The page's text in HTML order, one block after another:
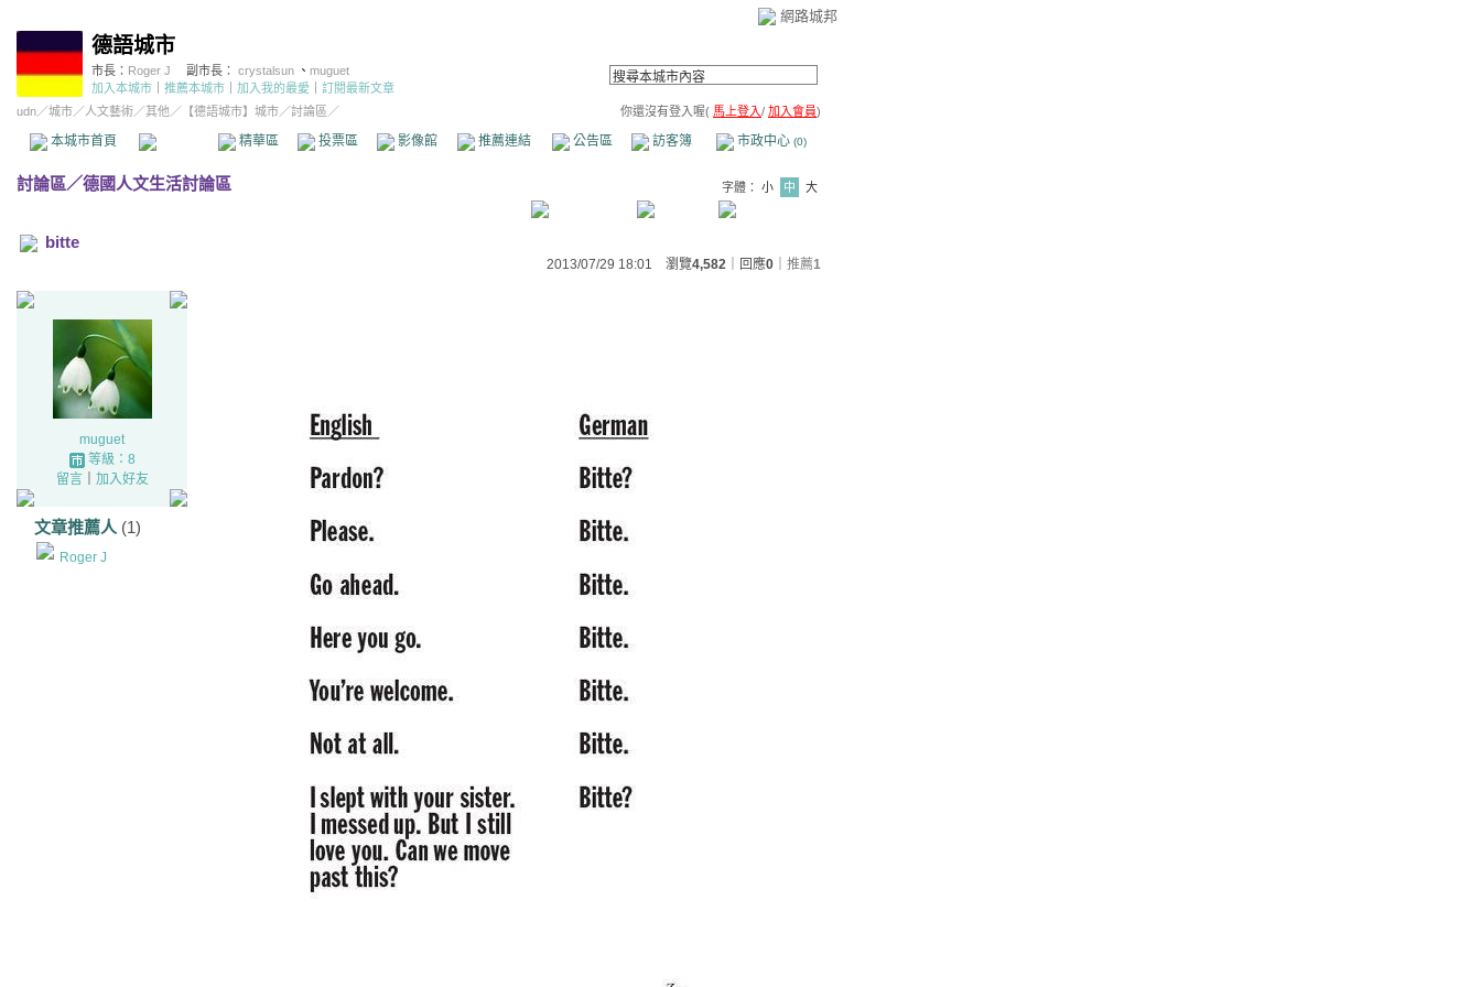
網路城邦
德語城市
市長： Roger J 副市長： crystalsun 、 muguet
加入本城市
推薦本城市 加入我的最愛
訂閱最新文章
udn／城市／人文藝術／其他 ／ 【德語城市】城市／討論區／ 你還沒有登入喔( 馬上登入/ 加入會員)
本城市首頁 精華區 投票區 影像館 推薦連結 公告區 訪客簿 市政中心 (0)
討論區／德國人文生活討論區 字體： 小 中 大
bitte
2013/07/29 18:01 瀏覽4,582 ｜回應0 推薦1
muguet
等級：8
留言｜ 加入好友
文章推薦人 (1)
Roger J